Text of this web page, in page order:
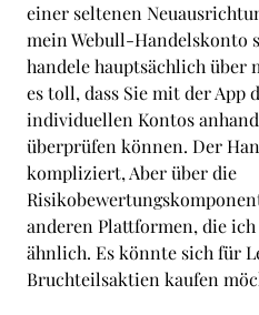
einer seltenen
mein Webull-Handelskonto
handele hauptsächlich über
es toll, dass Sie mit der App
individuellen Kontos
überprüfen können. Der
kompliziert, Aber über die
anderen Plattformen, die
ähnlich. Es könnte sich für
Bruchteilsaktien kaufen